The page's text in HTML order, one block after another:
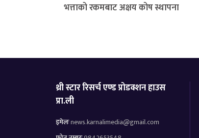
भत्ताको रकमबाट अक्षय कोष स्थापना
थ्री स्टार रिसर्च एण्ड प्रोडक्शन हाउस
प्रा.ली
इमेलःnews.karnalimedia@gmail.com